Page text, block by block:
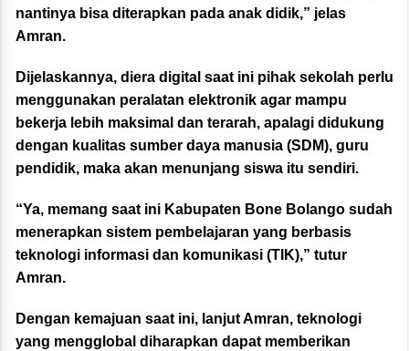
nantinya bisa diterapkan pada anak didik,” jelas
Amran.
Dijelaskannya, diera digital saat ini pihak sekolah perlu
menggunakan peralatan elektronik agar mampu
bekerja lebih maksimal dan terarah, apalagi didukung
dengan kualitas sumber daya manusia (SDM), guru
pendidik, maka akan menunjang siswa itu sendiri.
“Ya, memang saat ini Kabupaten Bone Bolango sudah
menerapkan sistem pembelajaran yang berbasis
teknologi informasi dan komunikasi (TIK),” tutur
Amran.
Dengan kemajuan saat ini, lanjut Amran, teknologi
yang mengglobal diharapkan dapat memberikan